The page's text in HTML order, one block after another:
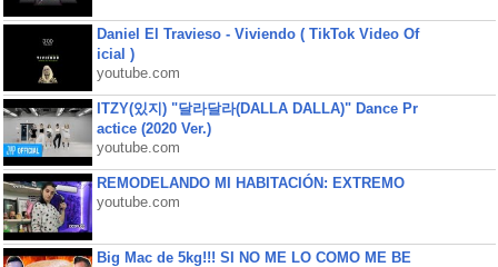
Daniel El Travieso - Viviendo ( TikTok Video Of
icial )
youtube.com
ITZY(있지) "달라달라(DALLA DALLA)" Dance Pr
actice (2020 Ver.)
youtube.com
REMODELANDO MI HABITACIÓN: EXTREMO
youtube.com
Big Mac de 5kg!!! SI NO ME LO COMO ME BE